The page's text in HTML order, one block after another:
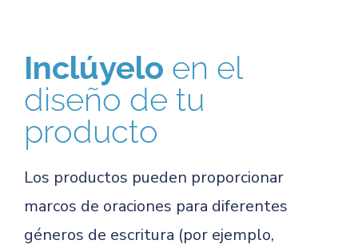
Inclúyelo en el
diseño de tu
producto
Los productos pueden proporcionar
marcos de oraciones para diferentes
géneros de escritura (por ejemplo,